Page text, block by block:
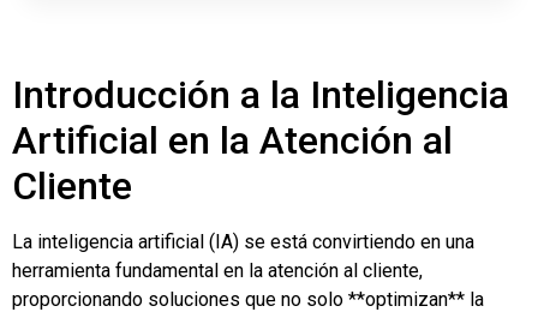
Introducción a la Inteligencia
Artificial en la Atención al
Cliente
La inteligencia artificial (IA) se está convirtiendo en una
herramienta fundamental en la atención al cliente,
proporcionando soluciones que no solo **optimizan** la